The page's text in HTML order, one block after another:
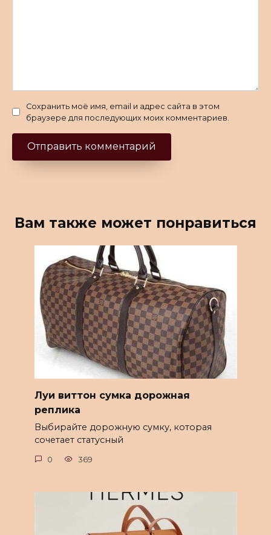
Сохранить моё имя, email и адрес сайта в этом
браузере для последующих моих комментариев.
Вам также может понравиться
Луи виттон сумка дорожная
реплика
Выбирайте дорожную сумку, которая
сочетает статусный
0 369